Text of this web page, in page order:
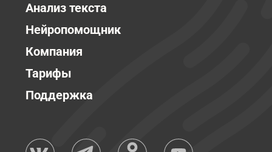
Анализ текста
Нейропомощник
Компания
Тарифы
Поддержка